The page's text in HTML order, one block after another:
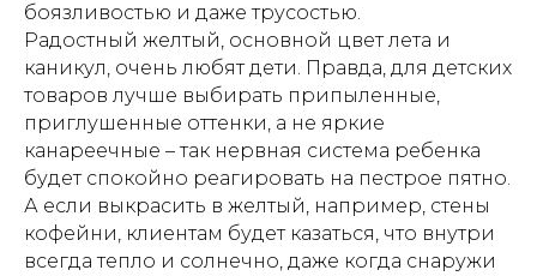
боязливостью и даже трусостью.
Радостный желтый, основной цвет лета и
каникул, очень любят дети. Правда, для детских
товаров лучше выбирать припыленные,
приглушенные оттенки, а не яркие
канареечные – так нервная система ребенка
будет спокойно реагировать на пестрое пятно.
А если выкрасить в желтый, например, стены
кофейни, клиентам будет казаться, что внутри
всегда тепло и солнечно, даже когда снаружи